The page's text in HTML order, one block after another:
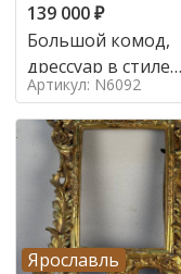
139 000₽
Большой комод,
дрессуар в стиле
ренессанс,
Артикул: N6092
Ярославль